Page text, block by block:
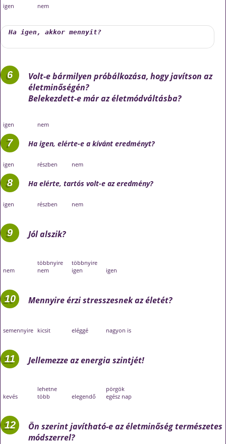
igen nem
Volt-e bármilyen próbálkozása, hogy javítson az
életminőségén?
Belekezdett-e már az életmódváltásba?
igen nem
Ha igen, elérte-e a kívánt eredményt?
igen részben nem
Ha elérte, tartós volt-e az eredmény?
igen részben nem
Jól alszik?
nem
többnyire
nem
többnyire
igen
igen
Mennyire érzi stresszesnek az életét?
semennyire kicsit eléggé nagyon is
Jellemezze az energia szintjét!
kevés
lehetne
több
elegendő
pörgök
egész nap
Ön szerint javítható-e az életminőség természetes
módszerrel?